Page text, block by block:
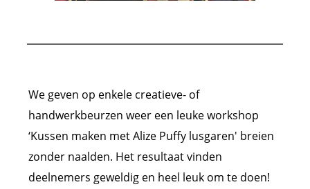
We geven op enkele creatieve- of
handwerkbeurzen weer een leuke workshop
‘Kussen maken met Alize Puffy lusgaren' breien
zonder naalden. Het resultaat vinden
deelnemers geweldig en heel leuk om te doen!